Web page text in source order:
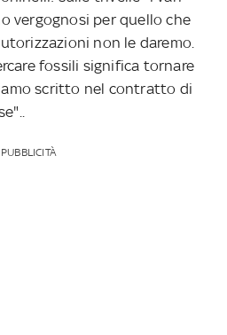
vergognosi per quello che
non le daremo.
fossili significa tornare
scritto nel contratto di
PUBBLICITÀ